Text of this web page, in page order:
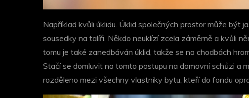
Například kvůli úklidu. Úklid společných prostor může být
sousedky na talíři. Někdo neuklízí zcela záměrně a kvůli
tomu je také zanedbáván úklid, takže se na chodbách
Stačí se domluvit na tomto postupu na domovní schůzi a
rozděleno mezi všechny vlastníky bytu, kteří do fondu